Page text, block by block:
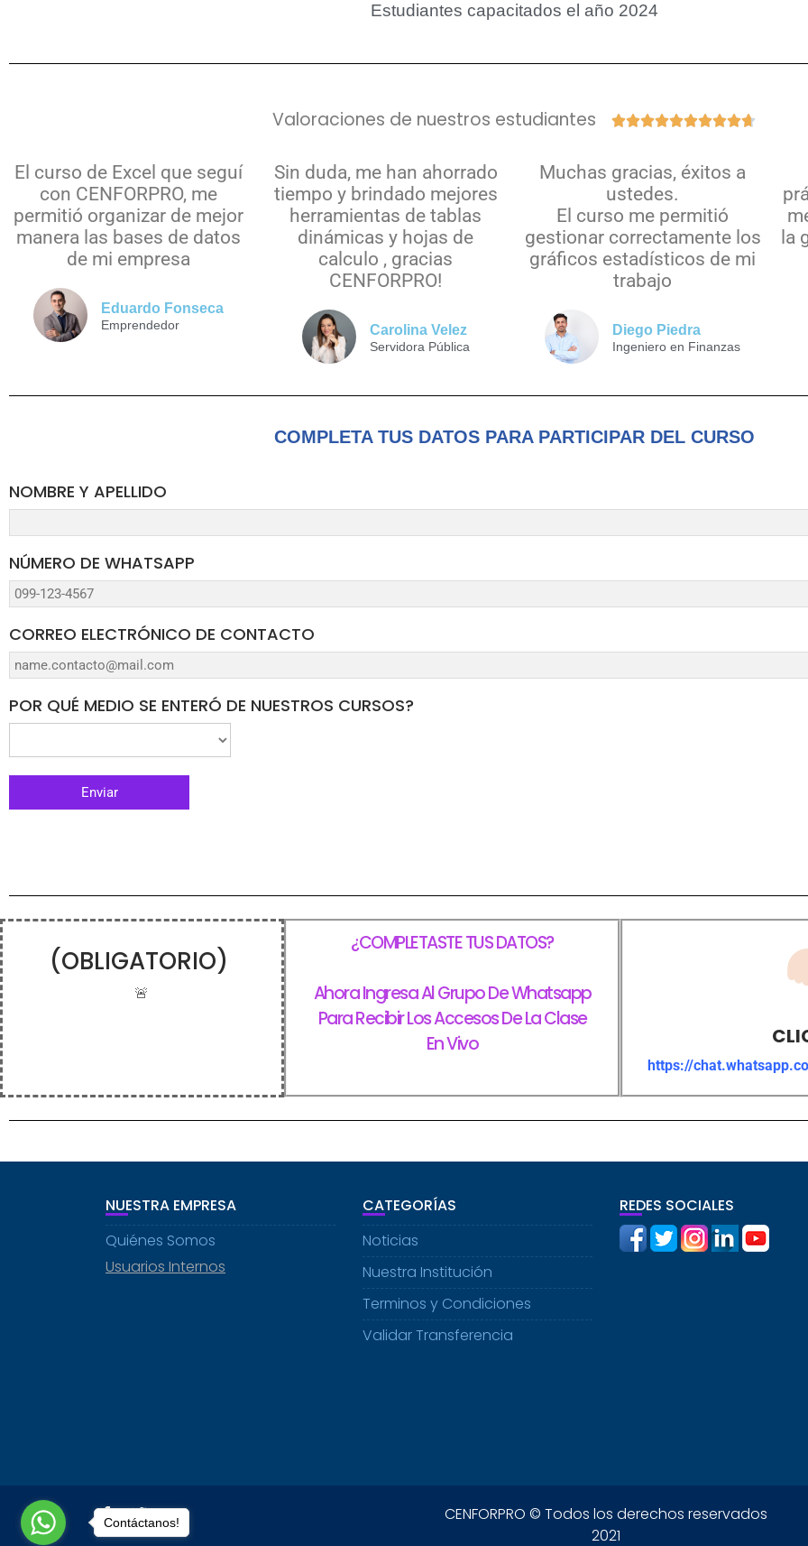
Estudiantes capacitados el año 2024
Valoraciones de nuestros estudiantes 
El curso de Excel que seguí
con CENFORPRO, me
permitió organizar de mejor
manera las bases de datos
de mi empresa
Eduardo Fonseca
Emprendedor
Sin duda, me han ahorrado
tiempo y brindado mejores
herramientas de tablas
dinámicas y hojas de
calculo , gracias
CENFORPRO!
Carolina Velez
Servidora Pública
Muchas gracias, éxitos a
ustedes.
El curso me permitió
gestionar correctamente los
gráficos estadísticos de mi
trabajo
Diego Piedra
Ingeniero en Finanzas
la
COMPLETA TUS DATOS PARA PARTICIPAR DEL CURSO
NOMBRE Y APELLIDO
NÚMERO DE WHATSAPP
CORREO ELECTRÓNICO DE CONTACTO
POR QUÉ MEDIO SE ENTERÓ DE NUESTROS CURSOS?
(OBLIGATORIO)
🚨
¿COMPLETASTE TUS DATOS?
Ahora Ingresa Al Grupo De Whatsapp
Para Recibir Los Accesos De La Clase
En Vivo
https://
NUESTRA EMPRESA
Quiénes Somos
Usuarios Internos
CATEGORÍAS
Noticias
Nuestra Institución
Terminos y Condiciones
Validar Transferencia
REDES SOCIALES
CENFORPRO © Todos los derechos reservados
2021
Contáctanos!